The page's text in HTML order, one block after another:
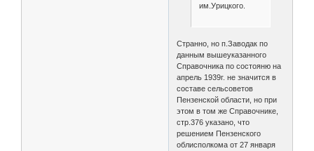
им.Урицкого.
Странно, но п.Заводак по
данным вышеуказанного
Справочника по состояню на
апрель 1939г. не значится в
составе сельсоветов
Пензенской области, но при
этом в том же Справочнике,
стр.376 указано, что
решением Пензенского
облисполкома от 27 января